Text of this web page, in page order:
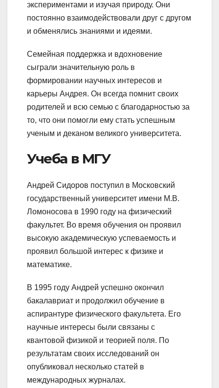
экспериментами и изучая природу. Они
постоянно взаимодействовали друг с другом
и обменялись знаниями и идеями.
Семейная поддержка и вдохновение
сыграли значительную роль в
формировании научных интересов и
карьеры Андрея. Он всегда помнит своих
родителей и всю семью с благодарностью за
то, что они помогли ему стать успешным
ученым и деканом великого университета.
Учеба в МГУ
Андрей Сидоров поступил в Московский
государственный университет имени М.В.
Ломоносова в 1990 году на физический
факультет. Во время обучения он проявил
высокую академическую успеваемость и
проявил большой интерес к физике и
математике.
В 1995 году Андрей успешно окончил
бакалавриат и продолжил обучение в
аспирантуре физического факультета. Его
научные интересы были связаны с
квантовой физикой и теорией поля. По
результатам своих исследований он
опубликовал несколько статей в
международных журналах.